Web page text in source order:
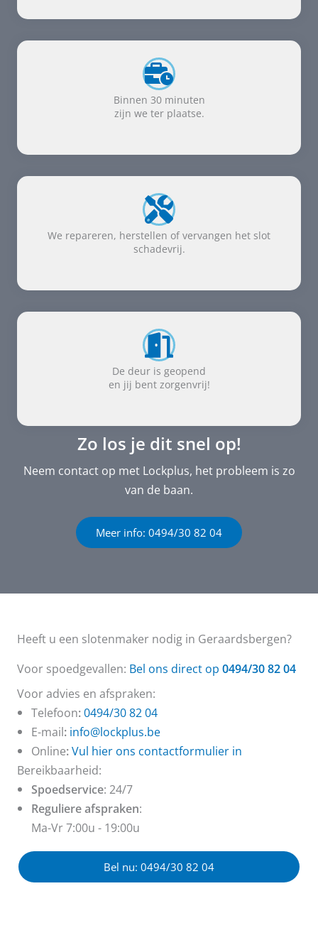
Binnen 30 minuten
zijn we ter plaatse.
We repareren, herstellen of vervangen het slot
schadevrij.
De deur is geopend
en jij bent zorgenvrij!
Zo los je dit snel op!
Neem contact op met Lockplus, het probleem is zo
van de baan.
Meer info: 0494/30 82 04
Heeft u een slotenmaker nodig in Geraardsbergen?
Voor spoedgevallen: Bel ons direct op 0494/30 82 04
Voor advies en afspraken:
Telefoon:0494/30 82 04
E-mail: info@lockplus.be
Online:Vul hier ons contactformulier in
Bereikbaarheid:
Spoedservice: 24/7
Reguliere afspraken:
Ma-Vr 7:00u - 19:00u
Bel nu: 0494/30 82 04